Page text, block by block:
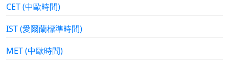
CET (中歐時間)
IST (愛爾蘭標準時間)
MET (中歐時間)